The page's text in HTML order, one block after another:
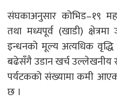
संघकाअनुसार कोभिड–१९
तथा मध्यपूर्व (खाडी) क्षेत्रमा
इन्धनको मूल्य अत्यधिक
बढेसँगै उडान खर्च
पर्यटकको संख्यामा कमी
छ ।